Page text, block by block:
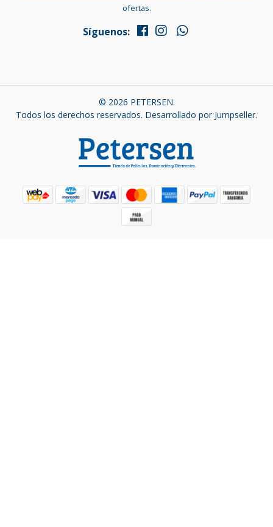
ofertas.
Síguenos:
© 2026 PETERSEN.
Todos los derechos reservados. Desarrollado por Jumpseller.